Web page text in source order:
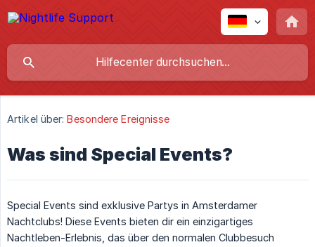
Artikel über: Besondere Ereignisse
Was sind Special Events?
Special Events sind exklusive Partys in Amsterdamer
Nachtclubs! Diese Events bieten dir ein einzigartiges
Nachtleben-Erlebnis, das über den normalen Clubbesuch